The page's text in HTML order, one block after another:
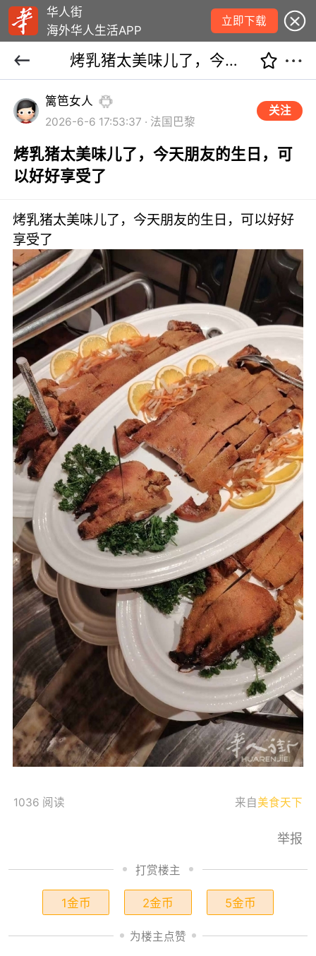
华人街
海外华人生活APP
立即下载
烤乳猪太美味儿了，今天朋友的生日，可以好好享受了
篱笆女人
2026-6-6 17:53:37 · 法国巴黎
关注
烤乳猪太美味儿了，今天朋友的生日，可
以好好享受了
烤乳猪太美味儿了，今天朋友的生日，可以好好
享受了
1036 阅读 来自美食天下
举报
打赏楼主
1金币 2金币 5金币
为楼主点赞